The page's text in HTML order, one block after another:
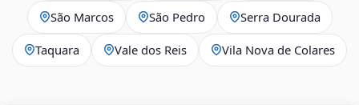
São Marcos São Pedro Serra Dourada
Taquara Vale dos Reis Vila Nova de Colares